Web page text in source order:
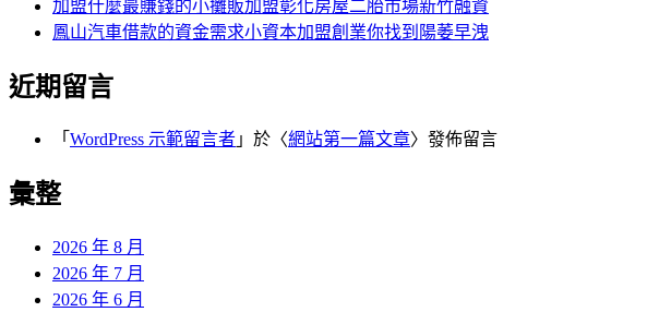
加盟什麼最賺錢的小攤販加盟彰化房屋二胎市場新竹融資
鳳山汽車借款的資金需求小資本加盟創業你找到陽萎早洩
近期留言
「 WordPress 示範留言者 」於〈網站第一篇文章〉發佈留言
彙整
2026 年 8 月
2026 年 7 月
2026 年 6 月